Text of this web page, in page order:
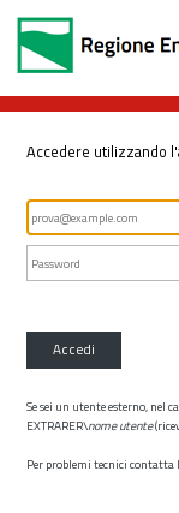
Accedere utilizzando
Accedi
Se sei un utente esterno, nel
EXTRARER\nome utente
Per problemi tecnici contatta